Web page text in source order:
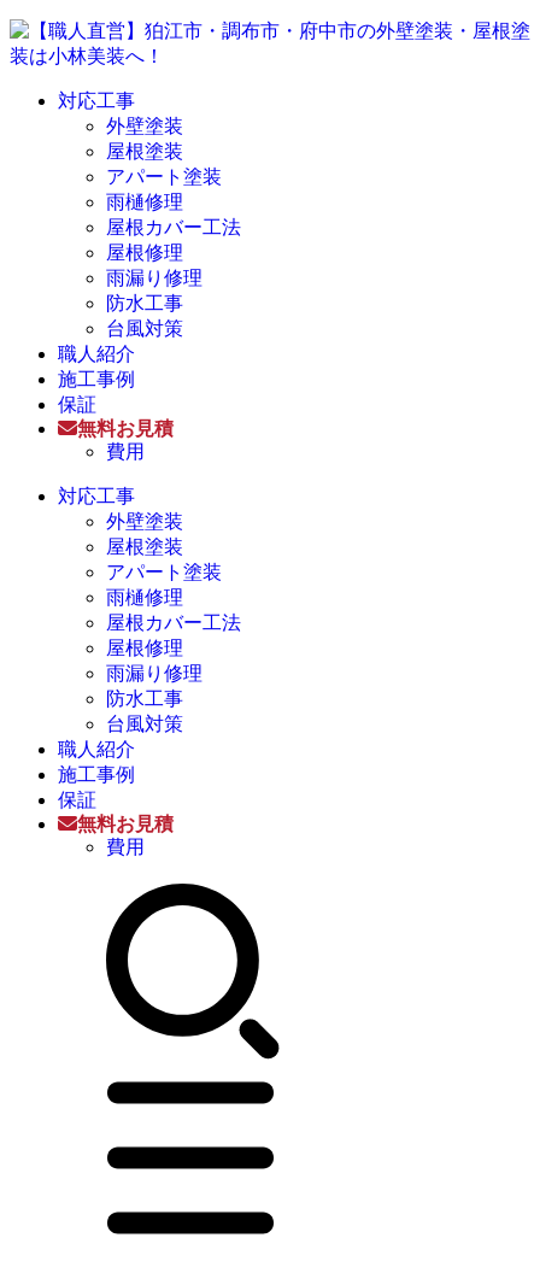
対応工事
外壁塗装
屋根塗装
アパート塗装
雨樋修理
屋根カバー工法
屋根修理
雨漏り修理
防水工事
台風対策
職人紹介
施工事例
保証
無料お見積
費用
対応工事
外壁塗装
屋根塗装
アパート塗装
雨樋修理
屋根カバー工法
屋根修理
雨漏り修理
防水工事
台風対策
職人紹介
施工事例
保証
無料お見積
費用